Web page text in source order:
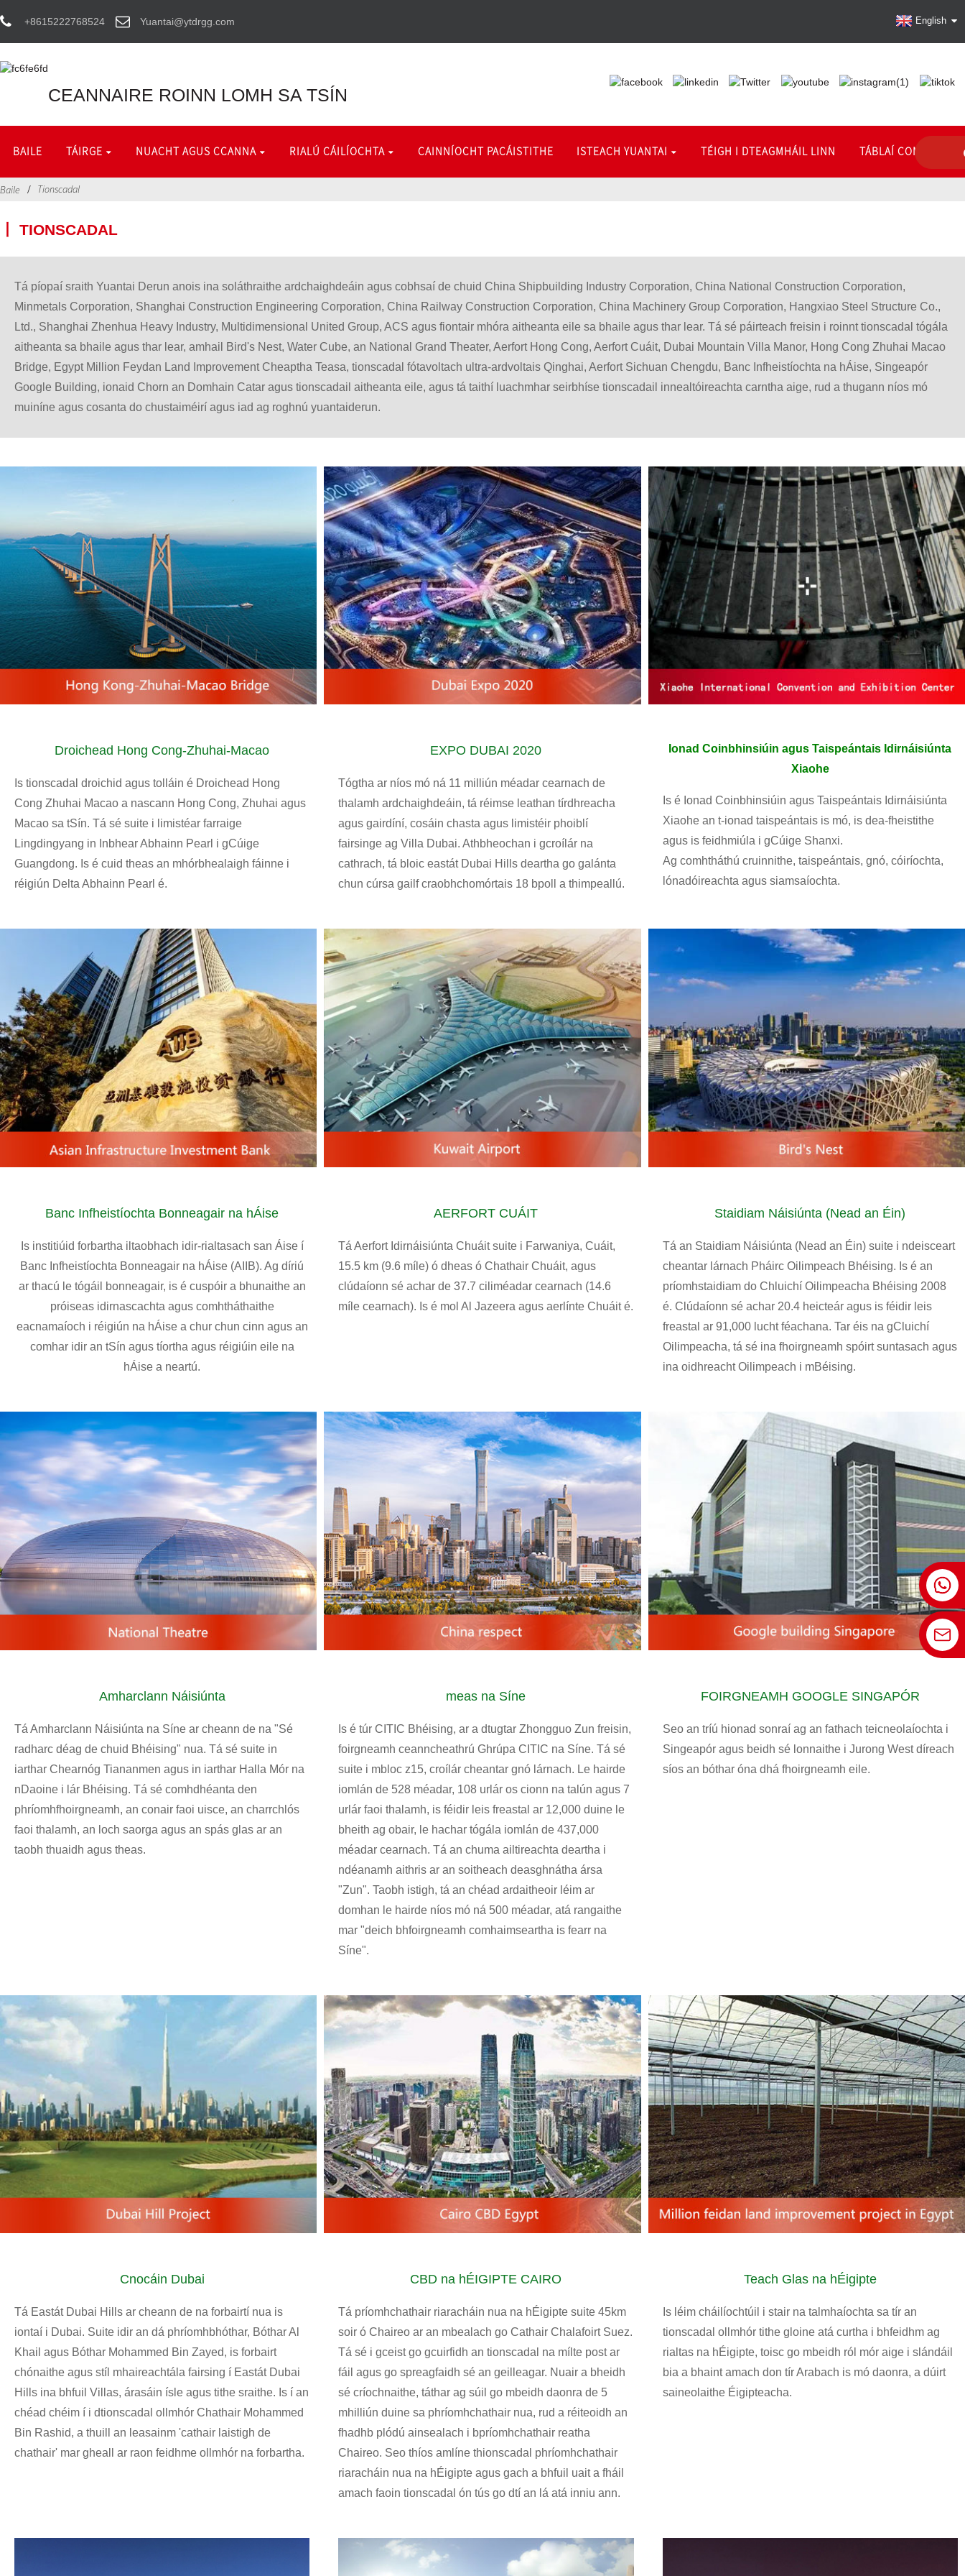
+8615222768524 Yuantai@ytdrgg.com English
CEANNAIRE ROINN LOMH SA TSÍN
BAILE TÁIRGE NUACHT AGUS CCANNA RIALÚ CÁILÍOCHTA CAINNÍOCHT PACÁISTITHE ISTEACH YUANTAI TÉIGH I DTEAGMHÁIL LINN TÁBLAÍ COMHSHÓ
Baile Tionscadal
丨 TIONSCADAL
Tá píopaí sraith Yuantai Derun anois ina soláthraithe ardchaighdeáin agus cobhsaí de chuid China Shipbuilding Industry Corporation, China National Construction Corporation,
Minmetals Corporation, Shanghai Construction Engineering Corporation, China Railway Construction Corporation, China Machinery Group Corporation, Hangxiao Steel Structure Co.,
Ltd., Shanghai Zhenhua Heavy Industry, Multidimensional United Group, ACS agus fiontair mhóra aitheanta eile sa bhaile agus thar lear. Tá sé páirteach freisin i roinnt tionscadal tógála
aitheanta sa bhaile agus thar lear, amhail Bird's Nest, Water Cube, an National Grand Theater, Aerfort Hong Cong, Aerfort Cuáit, Dubai Mountain Villa Manor, Hong Cong Zhuhai Macao
Bridge, Egypt Million Feydan Land Improvement Cheaptha Teasa, tionscadal fótavoltach ultra-ardvoltais Qinghai, Aerfort Sichuan Chengdu, Banc Infheistíochta na hÁise, Singeapór
Google Building, ionaid Chorn an Domhain Catar agus tionscadail aitheanta eile, agus tá taithí luachmhar seirbhíse tionscadail innealtóireachta carntha aige, rud a thugann níos mó
muiníne agus cosanta do chustaiméirí agus iad ag roghnú yuantaiderun.
Droichead Hong Cong-Zhuhai-Macao
Is tionscadal droichid agus tolláin é Droichead Hong
Cong Zhuhai Macao a nascann Hong Cong, Zhuhai agus
Macao sa tSín. Tá sé suite i limistéar farraige
Lingdingyang in Inbhear Abhainn Pearl i gCúige
Guangdong. Is é cuid theas an mhórbhealaigh fáinne i
réigiún Delta Abhainn Pearl é.
EXPO DUBAI 2020
Tógtha ar níos mó ná 11 milliún méadar cearnach de
thalamh ardchaighdeáin, tá réimse leathan tírdhreacha
agus gairdíní, cosáin chasta agus limistéir phoiblí
fairsinge ag Villa Dubai. Athbheochan i gcroílár na
cathrach, tá bloic eastát Dubai Hills deartha go galánta
chun cúrsa gailf craobhchomórtais 18 bpoll a thimpeallú.
Ionad Coinbhinsiúin agus Taispeántais Idirnáisiúnta
Xiaohe
Is é Ionad Coinbhinsiúin agus Taispeántais Idirnáisiúnta
Xiaohe an t-ionad taispeántais is mó, is dea-fheistithe
agus is feidhmiúla i gCúige Shanxi.
Ag comhtháthú cruinnithe, taispeántais, gnó, cóiríochta,
lónadóireachta agus siamsaíochta.
Banc Infheistíochta Bonneagair na hÁise
Is institiúid forbartha iltaobhach idir-rialtasach san Áise í
Banc Infheistíochta Bonneagair na hÁise (AIIB). Ag díriú
ar thacú le tógáil bonneagair, is é cuspóir a bhunaithe an
próiseas idirnascachta agus comhtháthaithe
eacnamaíoch i réigiún na hÁise a chur chun cinn agus an
comhar idir an tSín agus tíortha agus réigiúin eile na
hÁise a neartú.
AERFORT CUÁIT
Tá Aerfort Idirnáisiúnta Chuáit suite i Farwaniya, Cuáit,
15.5 km (9.6 míle) ó dheas ó Chathair Chuáit, agus
clúdaíonn sé achar de 37.7 ciliméadar cearnach (14.6
míle cearnach). Is é mol Al Jazeera agus aerlínte Chuáit é.
Staidiam Náisiúnta (Nead an Éin)
Tá an Staidiam Náisiúnta (Nead an Éin) suite i ndeisceart
cheantar lárnach Pháirc Oilimpeach Bhéising. Is é an
príomhstaidiam do Chluichí Oilimpeacha Bhéising 2008
é. Clúdaíonn sé achar 20.4 heicteár agus is féidir leis
freastal ar 91,000 lucht féachana. Tar éis na gCluichí
Oilimpeacha, tá sé ina fhoirgneamh spóirt suntasach agus
ina oidhreacht Oilimpeach i mBéising.
Amharclann Náisiúnta
Tá Amharclann Náisiúnta na Síne ar cheann de na "Sé
radharc déag de chuid Bhéising" nua. Tá sé suite in
iarthar Chearnóg Tiananmen agus in iarthar Halla Mór na
nDaoine i lár Bhéising. Tá sé comhdhéanta den
phríomhfhoirgneamh, an conair faoi uisce, an charrchlós
faoi thalamh, an loch saorga agus an spás glas ar an
taobh thuaidh agus theas.
meas na Síne
Is é túr CITIC Bhéising, ar a dtugtar Zhongguo Zun freisin,
foirgneamh ceanncheathrú Ghrúpa CITIC na Síne. Tá sé
suite i mbloc z15, croílár cheantar gnó lárnach. Le hairde
iomlán de 528 méadar, 108 urlár os cionn na talún agus 7
urlár faoi thalamh, is féidir leis freastal ar 12,000 duine le
bheith ag obair, le hachar tógála iomlán de 437,000
méadar cearnach. Tá an chuma ailtireachta deartha i
ndéanamh aithris ar an soitheach deasghnátha ársa
"Zun". Taobh istigh, tá an chéad ardaitheoir léim ar
domhan le hairde níos mó ná 500 méadar, atá rangaithe
mar "deich bhfoirgneamh comhaimseartha is fearr na
Síne".
FOIRGNEAMH GOOGLE SINGAPÓR
Seo an tríú hionad sonraí ag an fathach teicneolaíochta i
Singeapór agus beidh sé lonnaithe i Jurong West díreach
síos an bóthar óna dhá fhoirgneamh eile.
Cnocáin Dubai
Tá Eastát Dubai Hills ar cheann de na forbairtí nua is
iontaí i Dubai. Suite idir an dá phríomhbhóthar, Bóthar Al
Khail agus Bóthar Mohammed Bin Zayed, is forbairt
chónaithe agus stíl mhaireachtála fairsing í Eastát Dubai
Hills ina bhfuil Villas, árasáin ísle agus tithe sraithe. Is í an
chéad chéim í i dtionscadal ollmhór Chathair Mohammed
Bin Rashid, a thuill an leasainm 'cathair laistigh de
chathair' mar gheall ar raon feidhme ollmhór na forbartha.
CBD na hÉIGIPTE CAIRO
Tá príomhchathair riaracháin nua na hÉigipte suite 45km
soir ó Chaireo ar an mbealach go Cathair Chalafoirt Suez.
Tá sé i gceist go gcuirfidh an tionscadal na mílte post ar
fáil agus go spreagfaidh sé an geilleagar. Nuair a bheidh
sé críochnaithe, táthar ag súil go mbeidh daonra de 5
mhilliún duine sa phríomhchathair nua, rud a réiteoidh an
fhadhb plódú ainsealach i bpríomhchathair reatha
Chaireo. Seo thíos amlíne thionscadal phríomhchathair
riaracháin nua na hÉigipte agus gach a bhfuil uait a fháil
amach faoin tionscadal ón tús go dtí an lá atá inniu ann.
Teach Glas na hÉigipte
Is léim cháilíochtúil i stair na talmhaíochta sa tír an
tionscadal ollmhór tithe gloine atá curtha i bhfeidhm ag
rialtas na hÉigipte, toisc go mbeidh ról mór aige i slándáil
bia a bhaint amach don tír Arabach is mó daonra, a dúirt
saineolaithe Éigipteacha.